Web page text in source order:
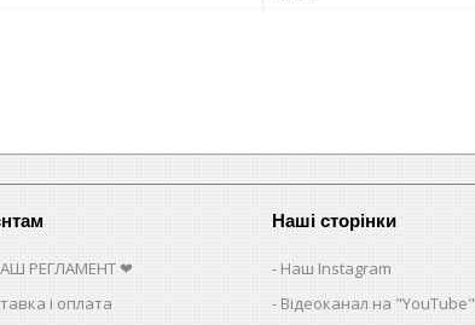
РЕГЛАМЕНТ ❤
і оплата
Наші сторінки
Наш Instagram
Відеоканал на "YouTube"